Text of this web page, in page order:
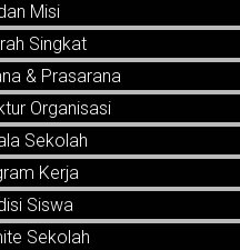
Misi
Singkat
& Prasarana
Organisasi
Sekolah
Kerja
Siswa
Sekolah